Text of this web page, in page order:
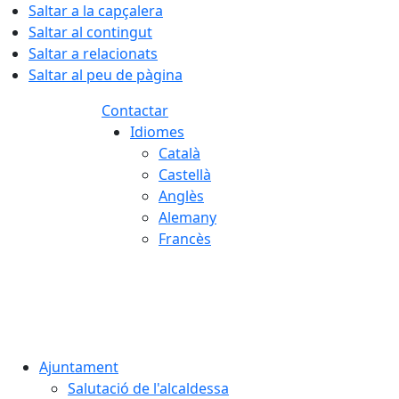
Saltar a la capçalera
Saltar al contingut
Saltar a relacionats
Saltar al peu de pàgina
Contactar
Idiomes
Català
Castellà
Anglès
Alemany
Francès
Ajuntament
Salutació de l'alcaldessa